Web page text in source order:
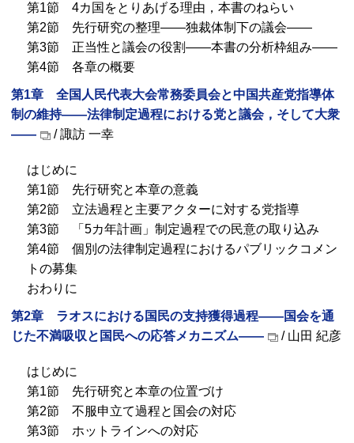
第1節 4カ国をとりあげる理由，本書のねらい
第2節 先行研究の整理――独裁体制下の議会――
第3節 正当性と議会の役割――本書の分析枠組み――
第4節 各章の概要
第1章 全国人民代表大会常務委員会と中国共産党指導体
制の維持――法律制定過程における党と議会，そして大衆
――
/ 諏訪 一幸
はじめに
第1節 先行研究と本章の意義
第2節 立法過程と主要アクターに対する党指導
第3節 「5カ年計画」制定過程での民意の取り込み
第4節 個別の法律制定過程におけるパブリックコメン
トの募集
おわりに
第2章 ラオスにおける国民の支持獲得過程――国会を通
じた不満吸収と国民への応答メカニズム――
/ 山田 紀彦
はじめに
第1節 先行研究と本章の位置づけ
第2節 不服申立て過程と国会の対応
第3節 ホットラインへの対応